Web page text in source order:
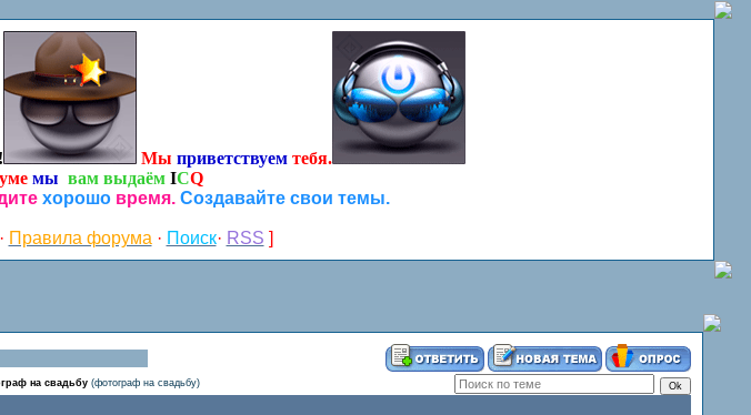
Мы приветствуем тебя.
мы вам выдаём ICQ
хорошовремя. Создавайте свои темы.
· Правила форума · Поиск· RSS ]
на свадьбу (фотограф на свадьбу)